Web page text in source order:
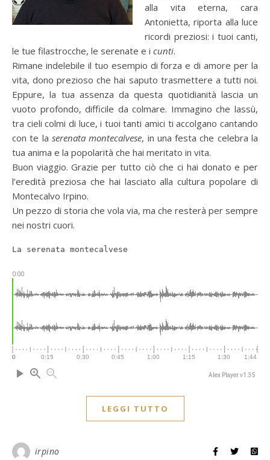
alla vita eterna, cara
Antonietta, riporta alla luce
ricordi preziosi: i tuoi canti,
le tue filastrocche, le serenate e i cunti.
Rimane indelebile il tuo esempio di forza e di amore per la
vita, dono prezioso che hai saputo trasmettere a tutti noi.
Eppure, la tua assenza da questa quotidianità lascia un
vuoto profondo, difficile da colmare. Immagino che lassù,
tra cieli colmi di luce, i tuoi tanti amici ti accolgano cantando
con te la serenata montecalvese, in una festa che celebra la
tua anima e la popolarità che hai meritato in vita.
Buon viaggio. Grazie per tutto ciò che ci hai donato e per
l’eredità preziosa che hai lasciato alla cultura popolare di
Montecalvo Irpino.
Un pezzo di storia che vola via, ma che resterà per sempre
nei nostri cuori.
La serenata montecalvese
0:00
Alex Player v1.35
LEGGI TUTTO
irpino